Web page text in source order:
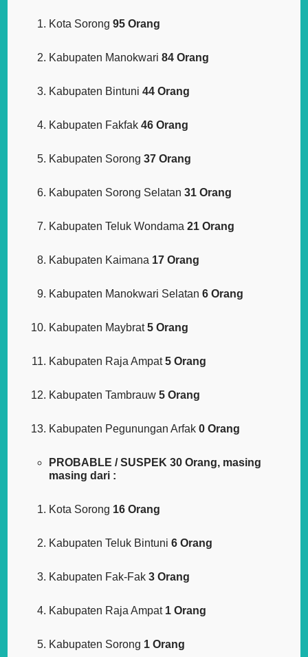
Kota Sorong95 Orang
Kabupaten Manokwari84 Orang
Kabupaten Bintuni44 Orang
Kabupaten Fakfak46 Orang
Kabupaten Sorong37 Orang
Kabupaten Sorong Selatan31 Orang
Kabupaten Teluk Wondama21 Orang
Kabupaten Kaimana 17 Orang
Kabupaten Manokwari Selatan6 Orang
Kabupaten Maybrat5 Orang
Kabupaten Raja Ampat5 Orang
Kabupaten Tambrauw5 Orang
Kabupaten Pegunungan Arfak0 Orang
PROBABLE / SUSPEK 30 Orang, masing
masing dari :
Kota Sorong 16 Orang
Kabupaten Teluk Bintuni6 Orang
Kabupaten Fak-Fak3 Orang
Kabupaten Raja Ampat 1 Orang
Kabupaten Sorong 1 Orang